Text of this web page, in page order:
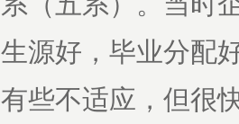
生源好，毕业分配
有些不适应，但很